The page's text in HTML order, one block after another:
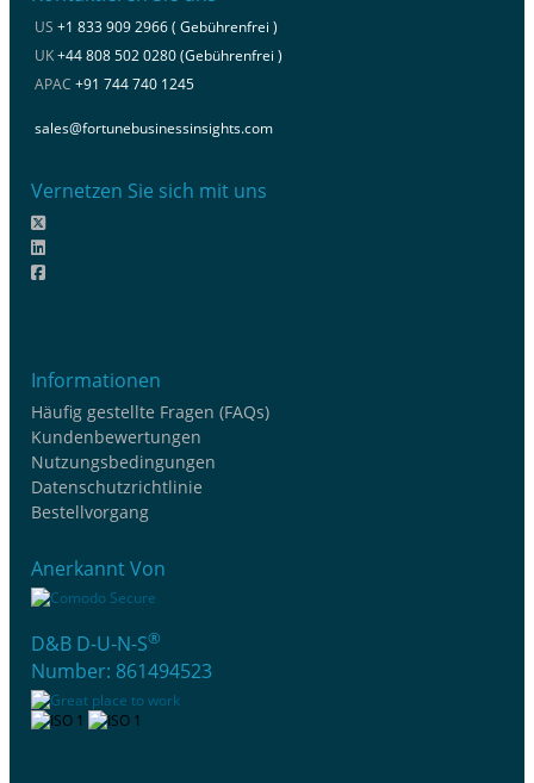
US +1 833 909 2966 ( Gebührenfrei )
UK+44 808 502 0280 (Gebührenfrei )
APAC +91 744 740 1245
sales@fortunebusinessinsights.com
Vernetzen Sie sich mit uns
Informationen
Häufig gestellte Fragen (FAQs)
Kundenbewertungen
Nutzungsbedingungen
Datenschutzrichtlinie
Bestellvorgang
Anerkannt Von
D&B D-U-N-S®
Number: 861494523